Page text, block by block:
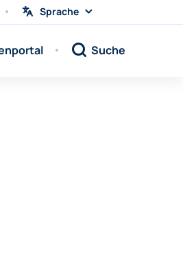
Sprache
Sprache
Suche